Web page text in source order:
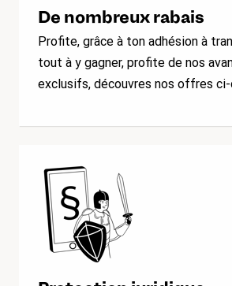
De nombreux rabais
Profite, grâce à ton adhésion à
tout à y gagner, profite de nos
exclusifs, découvres nos offres ci-